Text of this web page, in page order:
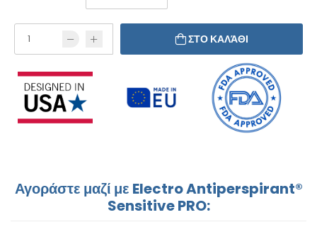
ΣΤΟ ΚΑΛΆΘΙ
Αγοράστε μαζί με Electro Antiperspirant®
Sensitive PRO: